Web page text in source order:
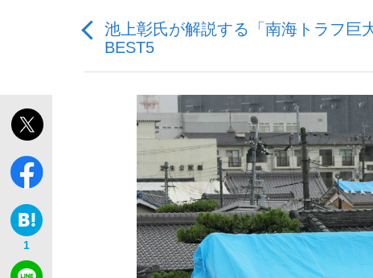
「敗因分析は一切聞かれなかった」侍ジャパ
キングの誕生を、目撃せよ。
the Style
池上彰氏が解説する「南海トラフ
BEST5
1